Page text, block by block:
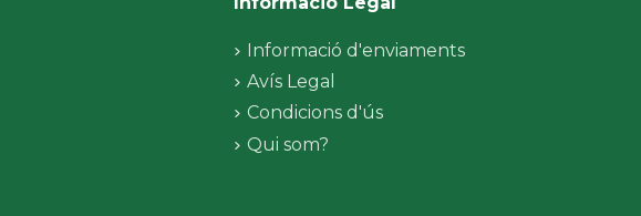
Informació d'enviaments
Avís Legal
Condicions d'ús
Qui som?